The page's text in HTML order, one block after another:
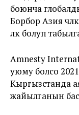
боюнча
Борбор Азия
өлкө болуп
Amnesty
уюму болсо
Кыргызстанда
жайылганын